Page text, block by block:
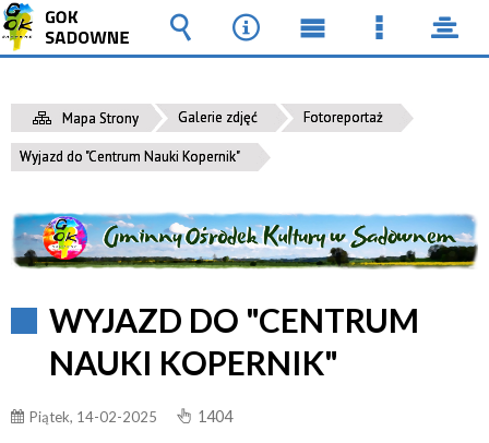
Mapa Strony Galerie zdjęć Fotoreportaż
Wyjazd do "Centrum Nauki Kopernik"
WYJAZD DO "CENTRUM
NAUKI KOPERNIK"
Piątek, 14-02-2025 1404
Wyszukiwarka
Narzędzia
MenuMenu